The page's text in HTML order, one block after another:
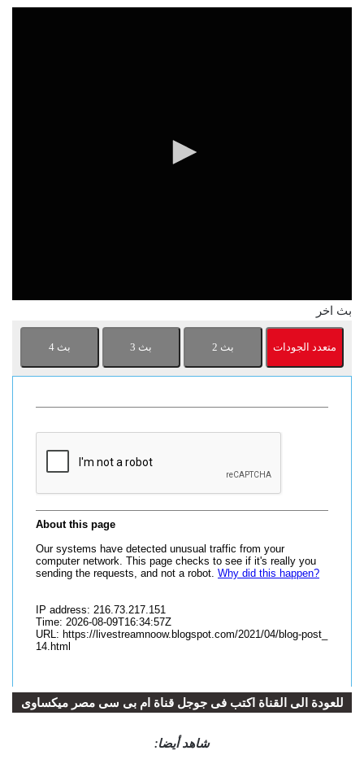
بث اخر
للعودة الى القناة اكتب فى جوجل قناة ام بى سى مصر ميكساوى
شاهد أيضا: